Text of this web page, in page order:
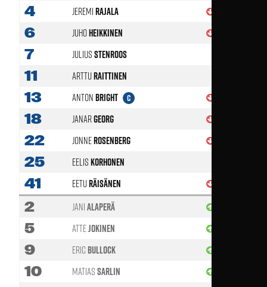
4 JeremiRajala
6 JuhoHeikkinen
7 JuliusStenroos
11 ArttuRaittinen
13 AntonBright C
18 JanarGeorg
22 JonneRosenberg
25 EelisKorhonen
41 EetuRäisänen
2 JaniAlaperä
5 AtteJokinen
9 EricBullock
10 MatiasSarlin